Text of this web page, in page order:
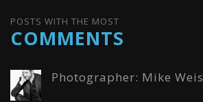
POSTS WITH THE MOST
COMMENTS
Photographer: Mike Weis